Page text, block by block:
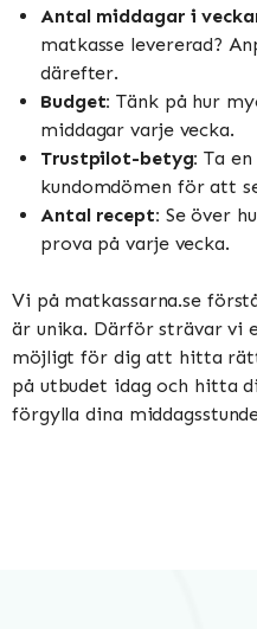
Antal middagar i
matkasse levererad?
därefter.
Budget: Tänk på hur
middagar varje vecka.
Trustpilot-betyg: Ta
kundomdömen för att
Antal recept: Se över
prova på varje vecka.
Vi på matkassarna.se
är unika. Därför strävar vi
möjligt för dig att hitta
på utbudet idag och hitta
förgylla dina